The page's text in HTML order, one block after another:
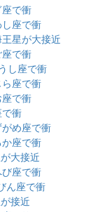
で衝
座で衝
星が大接近
で衝
し座で衝
座で衝
で衝
衝
め座で衝
座で衝
大接近
座で衝
ん座で衝
接近